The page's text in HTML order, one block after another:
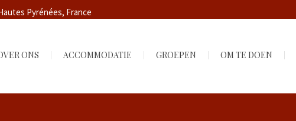
Pyrénées, France
ONS ACCOMMODATIE GROEPEN OM TE DOEN